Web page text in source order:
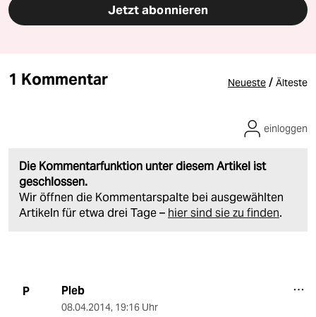
Jetzt abonnieren
1 Kommentar Neueste / Älteste
Die Kommentarfunktion unter diesem Artikel ist
geschlossen.
Wir öffnen die Kommentarspalte bei ausgewählten
Artikeln für etwa drei Tage – hier sind sie zu finden.
einloggen
P Pleb
08.04.2014, 19:16 Uhr